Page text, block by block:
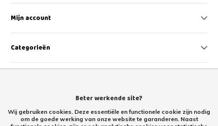
Mijn account
Categorieën
Beter werkende site?
Wij gebruiken cookies. Deze essentiële en functionele cookie zijn nodig
om de goede werking van onze website te garanderen. Naast